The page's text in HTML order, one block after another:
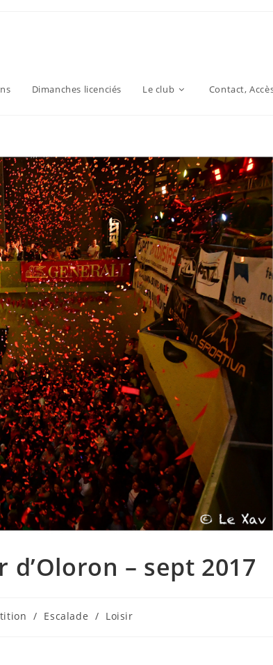
Dimanches licenciés Le club Contact,
– sept 2017
/ Escalade / Loisir